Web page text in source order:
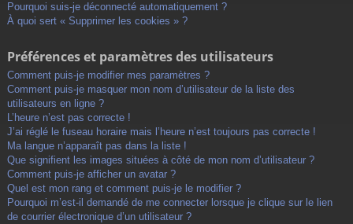
Pourquoi suis-je déconnecté automatiquement ?
À quoi sert « Supprimer les cookies » ?
Préférences et paramètres des utilisateurs
Comment puis-je modifier mes paramètres ?
Comment puis-je masquer mon nom d’utilisateur de la liste des
utilisateurs en ligne ?
L’heure n’est pas correcte !
J’ai réglé le fuseau horaire mais l’heure n’est toujours pas correcte !
Ma langue n’apparaît pas dans la liste !
Que signifient les images situées à côté de mon nom d’utilisateur ?
Comment puis-je afficher un avatar ?
Quel est mon rang et comment puis-je le modifier ?
Pourquoi m’est-il demandé de me connecter lorsque je clique sur le lien
de courrier électronique d’un utilisateur ?